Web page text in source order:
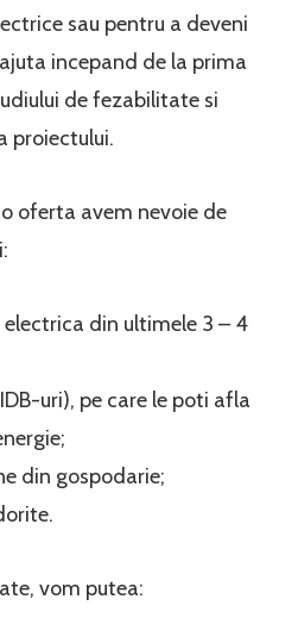
sau pentru a deveni
incepand de la prima
de fezabilitate si
proiectului.
oferta avem nevoie de
din ultimele 3 – 4
uri), pe care le poti afla
din gospodarie;
vom putea: